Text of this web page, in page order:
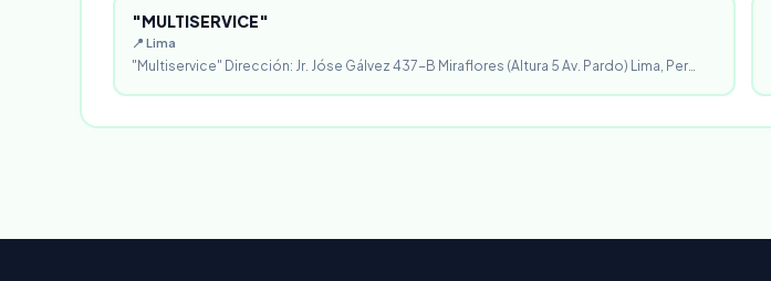
"MULTISERVICE"
📍 Lima
"Multiservice" Dirección: Jr. Jóse Gálvez 437-B Miraflores (Altura 5 Av. Pardo) Lima, Per…